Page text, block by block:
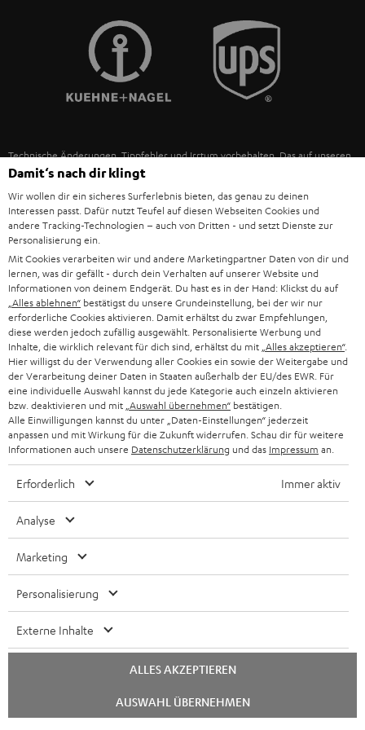
IN-EAR-KOPFHÖRER
FANSHOP
UNSER MANAGEMENT
BILDUNGSRABATT
GESCHENKGUTSCHEIN
USA
WEITERE LÄNDER
Technische Änderungen, Tippfehler und Irrtum vorbehalten. Das auf unseren
Fotos abgebildete Zubehör ist nicht im Lieferumfang enthalten. Etwaige
©2026 Lautsprecher Teufel GmbH - All rights reserved.
Impressum AGB Datenschutz Daten-Einstellungen
EU Data Act
Vertrag widerrufen
Damit‘s nach dir klingt
Wir wollen dir ein sicheres Surferlebnis bieten, das genau zu deinen
Interessen passt. Dafür nutzt Teufel auf diesen Webseiten Cookies und
andere Tracking-Technologien – auch von Dritten - und setzt Dienste zur
Personalisierung ein.
Mit Cookies verarbeiten wir und andere Marketingpartner Daten von dir und
lernen, was dir gefällt - durch dein Verhalten auf unserer Website und
Informationen von deinem Endgerät. Du hast es in der Hand: Klickst du auf
„Alles ablehnen“ bestätigst du unsere Grundeinstellung, bei der wir nur
erforderliche Cookies aktivieren. Damit erhältst du zwar Empfehlungen,
diese werden jedoch zufällig ausgewählt. Personalisierte Werbung und
Inhalte, die wirklich relevant für dich sind, erhältst du mit „Alles akzeptieren“.
Hier willigst du der Verwendung aller Cookies ein sowie der Weitergabe und
der Verarbeitung deiner Daten in Staaten außerhalb der EU/des EWR. Für
eine individuelle Auswahl kannst du jede Kategorie auch einzeln aktivieren
bzw. deaktivieren und mit „Auswahl übernehmen“ bestätigen.
Alle Einwilligungen kannst du unter „Daten-Einstellungen“ jederzeit
anpassen und mit Wirkung für die Zukunft widerrufen. Schau dir für weitere
Informationen auch unsere Datenschutzerklärung und das Impressum an.
Erforderlich Immer aktiv
Analyse
Marketing
Personalisierung
Externe Inhalte
ALLES AKZEPTIEREN
AUSWAHL ÜBERNEHMEN